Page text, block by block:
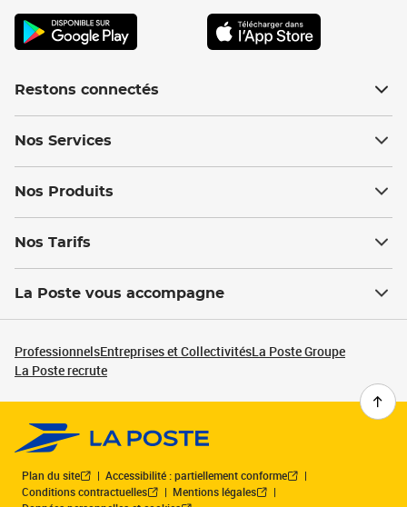
Restons connectés
Nos Services
Nos Produits
Nos Tarifs
La Poste vous accompagne
ProfessionnelsEntreprises et CollectivitésLa Poste Groupe
La Poste recrute
Plan du site
Accessibilité : partiellement conforme
Conditions contractuelles
Mentions légales